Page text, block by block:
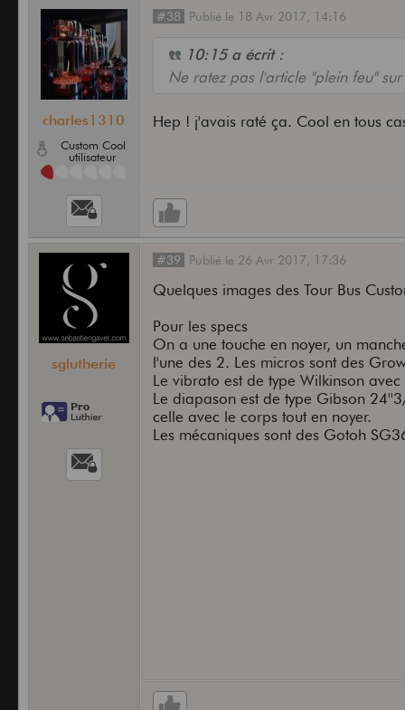
charles1310
Custom Cool
utilisateur
#38 Publié le 18 Avr 2017, 14:16
10:15 a écrit :
Ne ratez pas l'article "plein feu"
Hep ! j'avais raté ça. Cool en tous
sglutherie
#39 Publié le 26 Avr 2017, 17:36
Quelques images des Tour Bus
Pour les specs
On a une touche en noyer, un
l'une des 2. Les micros sont des
Le vibrato est de type Wilkinson
Le diapason est de type Gibson
celle avec le corps tout en noyer.
Les mécaniques sont des Gotoh